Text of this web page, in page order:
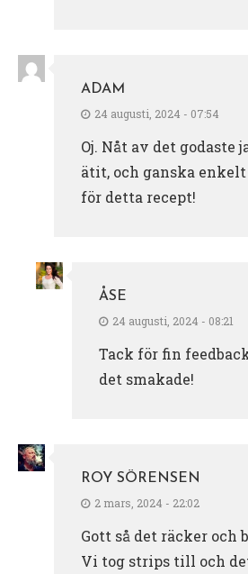
ADAM
24 augusti, 2024 - 07:54
Oj. Nåt av det godaste
ätit, och ganska
för detta recept!
ÅSE
24 augusti, 2024 - 08:21
Tack för fin
det smakade!
ROY SÖRENSEN
2 mars, 2024 - 22:02
Gott så det räcker och
Vi tog strips till och